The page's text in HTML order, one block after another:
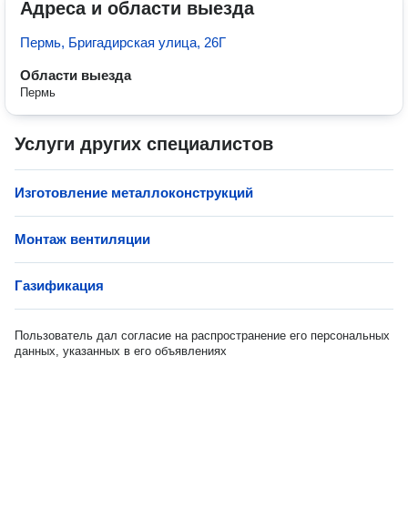
Адреса и области выезда
Пермь, Бригадирская улица, 26Г
Области выезда
Пермь
Услуги других специалистов
Изготовление металлоконструкций
Монтаж вентиляции
Газификация
Пользователь дал согласие на распространение его персональных
данных, указанных в его объявлениях